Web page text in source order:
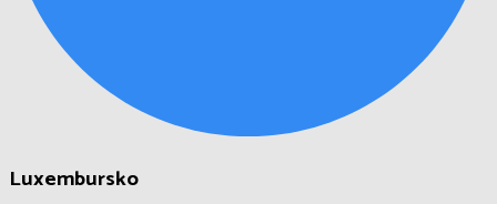
Luxembursko